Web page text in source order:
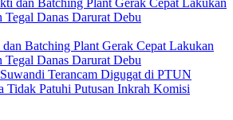
Batching Plant Gerak Cepat Lakukan
Tegal Danas Darurat Debu